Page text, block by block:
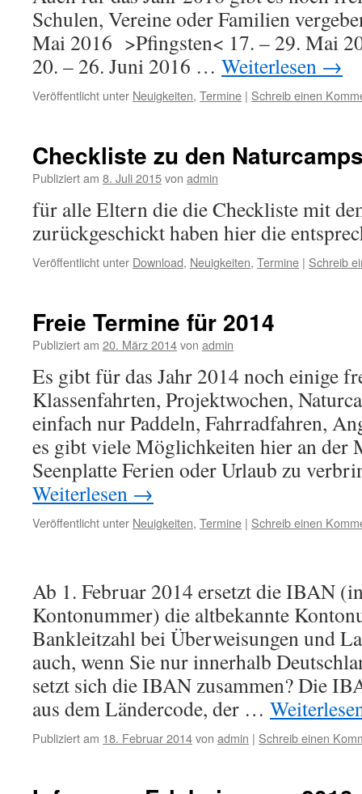
Schulen, Vereine oder Familien
Mai 2016 >Pfingsten< 17. – 29. Mai
20. – 26. Juni 2016 … Weiterlesen →
Veröffentlicht unter Neuigkeiten, Termine | Schreib einen
Checkliste zu den
Publiziert am 8. Juli 2015von admin
für alle Eltern die die Checkliste mit
zurückgeschickt haben hier die
Veröffentlicht unter Download, Neuigkeiten, Termine | Schreib
Freie Termine für 2014
Publiziert am 20. März 2014von admin
Es gibt für das Jahr 2014 noch einige
Klassenfahrten, Projektwochen,
einfach nur Paddeln, Fahrradfahren,
es gibt viele Möglichkeiten hier an der
Seenplatte Ferien oder Urlaub zu
Weiterlesen →
Veröffentlicht unter Neuigkeiten, Termine | Schreib einen
Ab 1. Februar 2014 ersetzt die IBAN
Kontonummer) die altbekannte
Bankleitzahl bei Überweisungen und
auch, wenn Sie nur innerhalb
setzt sich die IBAN zusammen? Die
aus dem Ländercode, der …
Publiziert am 18. Februar 2014von admin | Schreib einen